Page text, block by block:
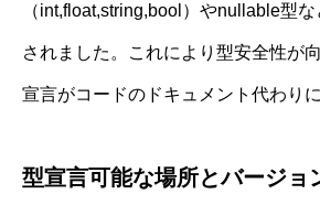
（int,float,string,bool）やnullable型
されました。これにより型安全性が
宣言がコードのドキュメント代わり
型宣言可能な場所とバージョ